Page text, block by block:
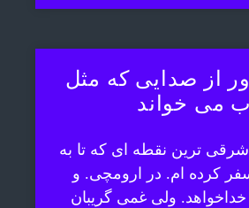
از صدایی که مثل
آب می خواند
ترین نقطه ای که تا به
کرده ام. در ارومچی. و
ولی غمی گریبان